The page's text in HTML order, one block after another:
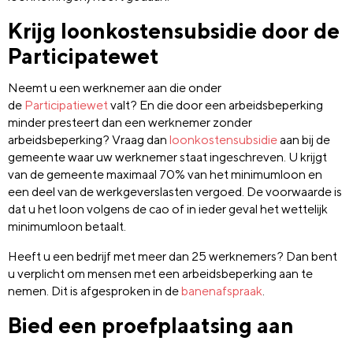
Krijg loonkostensubsidie door de
Participatewet
Neemt u een werknemer aan die onder
de Participatiewet valt? En die door een arbeidsbeperking
minder presteert dan een werknemer zonder
arbeidsbeperking? Vraag dan loonkostensubsidieaan bij de
gemeente waar uw werknemer staat ingeschreven. U krijgt
van de gemeente maximaal 70% van het minimumloon en
een deel van de werkgeverslasten vergoed. De voorwaarde is
dat u het loon volgens de cao of in ieder geval het wettelijk
minimumloon betaalt.
Heeft u een bedrijf met meer dan 25 werknemers? Dan bent
u verplicht om mensen met een arbeidsbeperking aan te
nemen. Dit is afgesproken in debanenafspraak
Bied een proefplaatsing aan